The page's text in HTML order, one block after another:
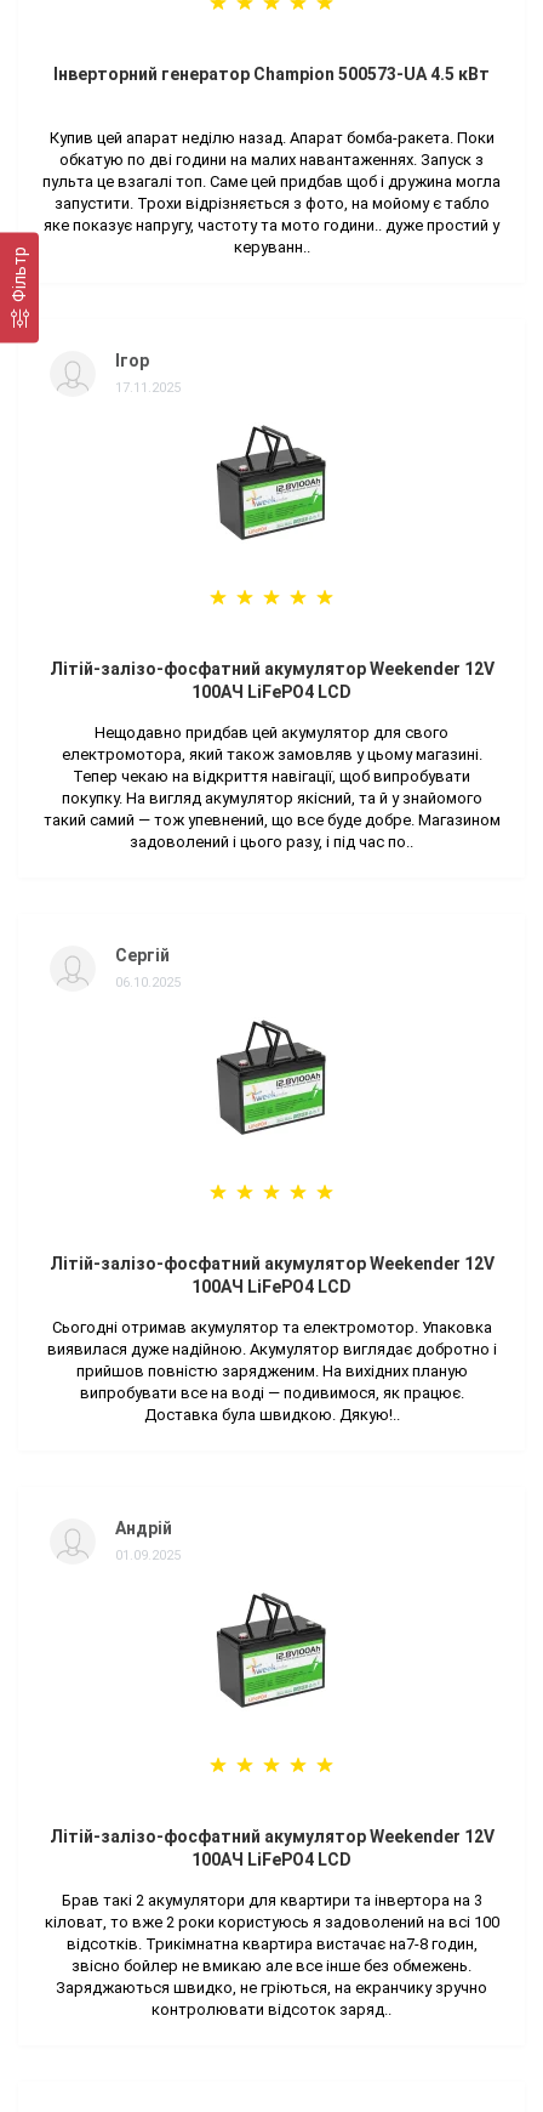
Фільтр
Інверторний генератор Champion 500573-UA 4.5 кВт
Купив цей апарат неділю назад. Апарат бомба-ракета. Поки
обкатую по дві години на малих навантаженнях. Запуск з
пульта це взагалі топ. Саме цей придбав щоб і дружина могла
запустити. Трохи відрізняється з фото, на мойому є табло
яке показує напругу, частоту та мото години.. дуже простий у
керуванн..
Ігор
17.11.2025
Літій-залізо-фосфатний акумулятор Weekender 12V
100AЧ LiFePO4 LCD
Нещодавно придбав цей акумулятор для свого
електромотора, який також замовляв у цьому магазині.
Тепер чекаю на відкриття навігації, щоб випробувати
покупку. На вигляд акумулятор якісний, та й у знайомого
такий самий — тож упевнений, що все буде добре. Магазином
задоволений і цього разу, і під час по..
Сергій
06.10.2025
Літій-залізо-фосфатний акумулятор Weekender 12V
100AЧ LiFePO4 LCD
Сьогодні отримав акумулятор та електромотор. Упаковка
виявилася дуже надійною. Акумулятор виглядає добротно і
прийшов повністю зарядженим. На вихідних планую
випробувати все на воді — подивимося, як працює.
Доставка була швидкою. Дякую!..
Андрій
01.09.2025
Літій-залізо-фосфатний акумулятор Weekender 12V
100AЧ LiFePO4 LCD
Брав такі 2 акумулятори для квартири та інвертора на 3
кіловат, то вже 2 роки користуюсь я задоволений на всі 100
відсотків. Трикімнатна квартира вистачає на7-8 годин,
звісно бойлер не вмикаю але все інше без обмежень.
Заряджаються швидко, не гріються, на екранчику зручно
контролювати відсоток заряд..